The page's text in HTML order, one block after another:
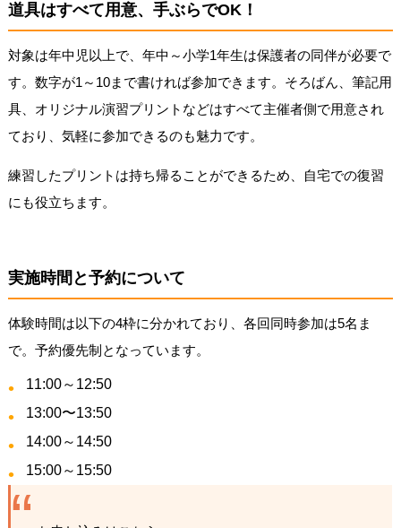
道具はすべて用意、手ぶらでOK！
対象は年中児以上で、年中～小学1年生は保護者の同伴が必要で
す。数字が1～10まで書ければ参加できます。そろばん、筆記用
具、オリジナル演習プリントなどはすべて主催者側で用意され
ており、気軽に参加できるのも魅力です。
練習したプリントは持ち帰ることができるため、自宅での復習
にも役立ちます。
実施時間と予約について
体験時間は以下の4枠に分かれており、各回同時参加は5名ま
で。予約優先制となっています。
11:00～12:50
13:00〜13:50
14:00～14:50
15:00～15:50